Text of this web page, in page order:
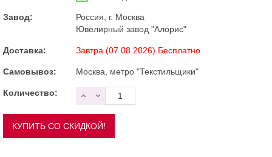
Завод:
Россия, г. Москва
Ювелирный завод "Алорис"
Доставка: Завтра (07.08.2026) Бесплатно
Самовывоз: Москва, метро "Текстильщики"
Количество: